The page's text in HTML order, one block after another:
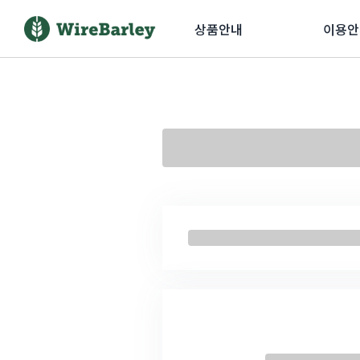
상품안내 이용